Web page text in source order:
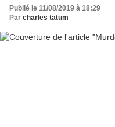
Publié le 11/08/2019 à 18:29
Par charles tatum